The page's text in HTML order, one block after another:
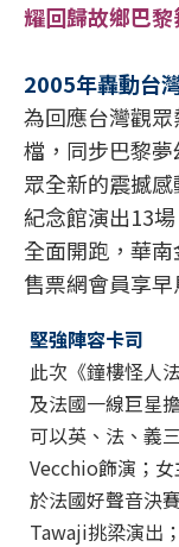
耀回歸故鄉巴黎
2005年轟動台
為回應台灣觀
檔，同步巴黎
眾全新的震撼
紀念館演出13
全面開跑，華
售票網會員享早
堅強陣容卡司
此次《鐘樓怪人
及法國一線巨星
可以英、法、義
Vecchio飾演；女
於法國好聲音決
Tawaji挑梁演出